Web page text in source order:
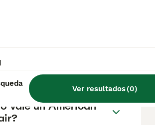
Ver resultados(0)
gato paciente y tolerante, ideal
vale un American